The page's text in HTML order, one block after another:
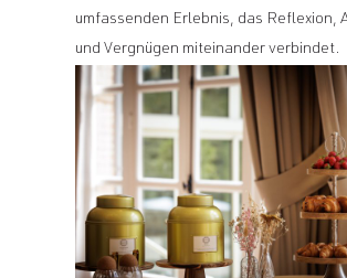
umfassenden Erlebnis, das Reflexion,
und Vergnügen miteinander verbindet.